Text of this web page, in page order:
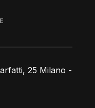
25 Milano -